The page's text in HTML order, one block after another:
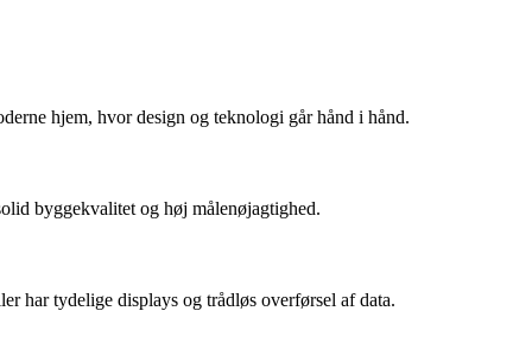
hjem, hvor design og teknologi går hånd i hånd.
byggekvalitet og høj målenøjagtighed.
har tydelige displays og trådløs overførsel af data.